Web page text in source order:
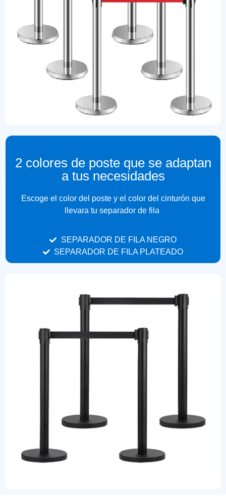
2 colores de poste que se adaptan
a tus necesidades
Escoge el color del poste y el color del cinturón que
llevara tu separador de fila
SEPARADOR DE FILA NEGRO
SEPARADOR DE FILA PLATEADO